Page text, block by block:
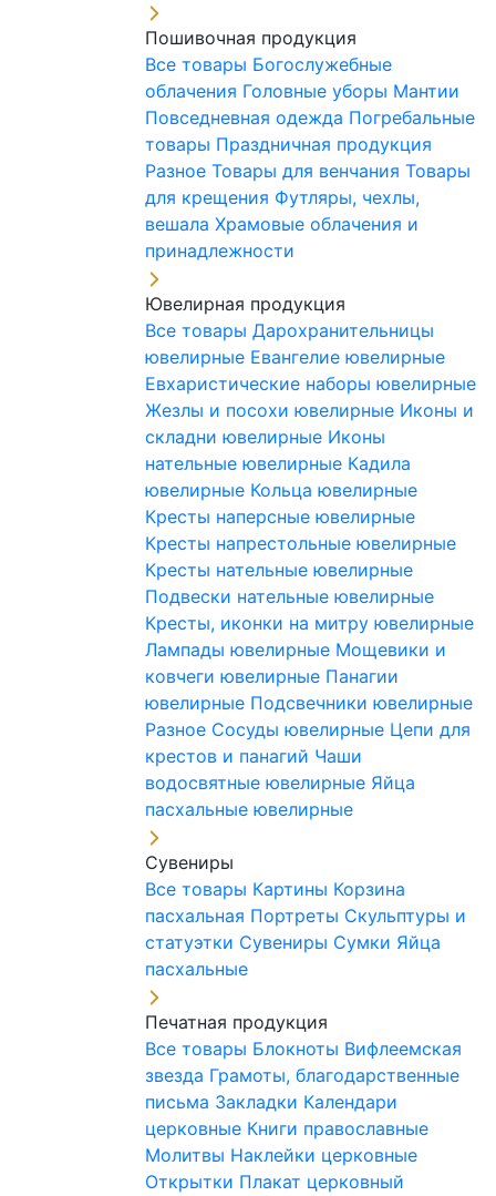
Пошивочная продукция
Все товары Богослужебные
облачения Головные уборы Мантии
Повседневная одежда Погребальные
товары Праздничная продукция
Разное Товары для венчания Товары
для крещения Футляры, чехлы,
вешала Храмовые облачения и
принадлежности
Ювелирная продукция
Все товары Дарохранительницы
ювелирные Евангелие ювелирные
Евхаристические наборы ювелирные
Жезлы и посохи ювелирные Иконы и
складни ювелирные Иконы
нательные ювелирные Кадила
ювелирные Кольца ювелирные
Кресты наперсные ювелирные
Кресты напрестольные ювелирные
Кресты нательные ювелирные
Подвески нательные ювелирные
Кресты, иконки на митру ювелирные
Лампады ювелирные Мощевики и
ковчеги ювелирные Панагии
ювелирные Подсвечники ювелирные
Разное Сосуды ювелирные Цепи для
крестов и панагий Чаши
водосвятные ювелирные Яйца
пасхальные ювелирные
Сувениры
Все товары Картины Корзина
пасхальная Портреты Скульптуры и
статуэтки Сувениры Сумки Яйца
пасхальные
Печатная продукция
Все товары Блокноты Вифлеемская
звезда Грамоты, благодарственные
письма Закладки Календари
церковные Книги православные
Молитвы Наклейки церковные
Открытки Плакат церковный